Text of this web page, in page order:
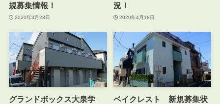
規募集情報！
2020年3月23日
況！
2020年4月18日
グランドボックス大泉学
ベイクレスト 新規募集状